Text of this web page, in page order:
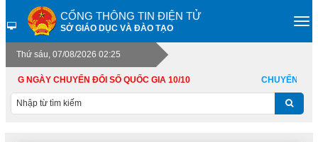
CỔNG THÔNG TIN ĐIỆN TỬ
SỞ GIÁO DỤC VÀ ĐÀO TẠO
Thứ sáu, 07/08/2026 02:25
NGÀY CHUYỂN ĐỔI SỐ QUỐC GIA 10/10 CHUYỂN ĐỔI